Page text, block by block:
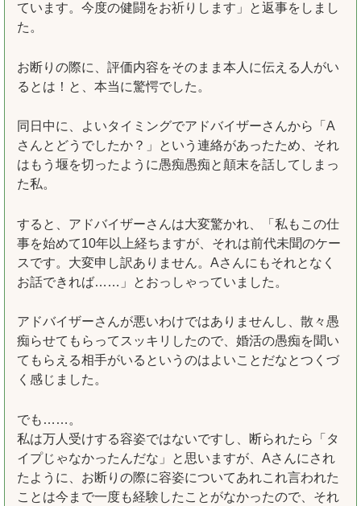
ています。今度の健闘をお祈りします」と返事をしまし
た。
お断りの際に、評価内容をそのまま本人に伝える人がい
るとは！と、本当に驚愕でした。
同日中に、よいタイミングでアドバイザーさんから「A
さんとどうでしたか？」という連絡があったため、それ
はもう堰を切ったように愚痴愚痴と顛末を話してしまっ
た私。
すると、アドバイザーさんは大変驚かれ、「私もこの仕
事を始めて10年以上経ちますが、それは前代未聞のケー
スです。大変申し訳ありません。Aさんにもそれとなく
お話できれば……」とおっしゃっていました。
アドバイザーさんが悪いわけではありませんし、散々愚
痴らせてもらってスッキリしたので、婚活の愚痴を聞い
てもらえる相手がいるというのはよいことだなとつくづ
く感じました。
でも……。
私は万人受けする容姿ではないですし、断られたら「タ
イプじゃなかったんだな」と思いますが、Aさんにされ
たように、お断りの際に容姿についてあれこれ言われた
ことは今まで一度も経験したことがなかったので、それ